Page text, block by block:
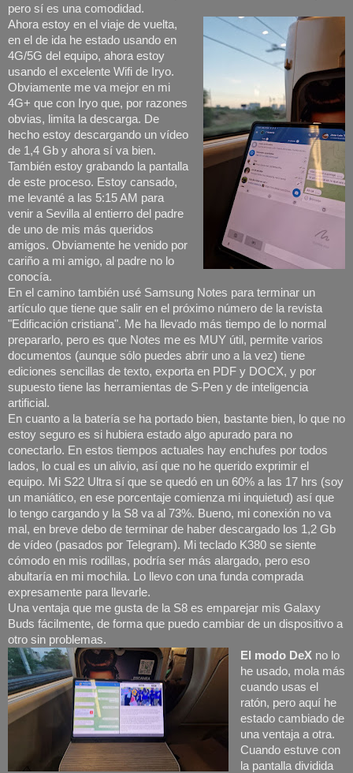
pero sí es una comodidad.
Ahora estoy en el viaje de vuelta,
en el de ida he estado usando en
4G/5G del equipo, ahora estoy
usando el excelente Wifi de Iryo.
Obviamente me va mejor en mi
4G+ que con Iryo que, por razones
obvias, limita la descarga. De
hecho estoy descargando un vídeo
de 1,4 Gb y ahora sí va bien.
También estoy grabando la pantalla
de este proceso. Estoy cansado,
me levanté a las 5:15 AM para
venir a Sevilla al entierro del padre
de uno de mis más queridos
amigos. Obviamente he venido por
cariño a mi amigo, al padre no lo
conocía.
En el camino también usé Samsung Notes para terminar un
artículo que tiene que salir en el próximo número de la revista
"Edificación cristiana". Me ha llevado más tiempo de lo normal
prepararlo, pero es que Notes me es MUY útil, permite varios
documentos (aunque sólo puedes abrir uno a la vez) tiene
ediciones sencillas de texto, exporta en PDF y DOCX, y por
supuesto tiene las herramientas de S-Pen y de inteligencia
artificial.
En cuanto a la batería se ha portado bien, bastante bien, lo que no
estoy seguro es si hubiera estado algo apurado para no
conectarlo. En estos tiempos actuales hay enchufes por todos
lados, lo cual es un alivio, así que no he querido exprimir el
equipo. Mi S22 Ultra sí que se quedó en un 60% a las 17 hrs (soy
un maniático, en ese porcentaje comienza mi inquietud) así que
lo tengo cargando y la S8 va al 73%. Bueno, mi conexión no va
mal, en breve debo de terminar de haber descargado los 1,2 Gb
de vídeo (pasados por Telegram). Mi teclado K380 se siente
cómodo en mis rodillas, podría ser más alargado, pero eso
abultaría en mi mochila. Lo llevo con una funda comprada
expresamente para llevarle.
Una ventaja que me gusta de la S8 es emparejar mis Galaxy
Buds fácilmente, de forma que puedo cambiar de un dispositivo a
otro sin problemas.
El modo DeX no lo
he usado, mola más
cuando usas el
ratón, pero aquí he
estado cambiado de
una ventaja a otra.
Cuando estuve con
la pantalla dividida